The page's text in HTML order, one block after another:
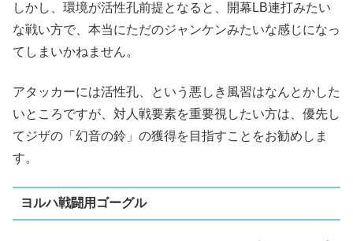
しかし、環境が活性孔前提となると、開幕LB連打みたい
な戦い方で、本当にただのジャンケンみたいな感じになっ
てしまいかねません。
アタッカーには活性孔、という悪しき風習はなんとかした
いところですが、対人戦要素を重要視したい方は、優先し
てジザの「幻音の鈴」の獲得を目指すことをお勧めしま
す。
ヨルハ戦闘用ゴーグル